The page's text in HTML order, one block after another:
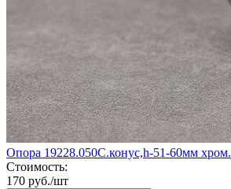
Опора 19228.050С.конус,h-51-60мм хром.
Стоимость:
170 руб./шт